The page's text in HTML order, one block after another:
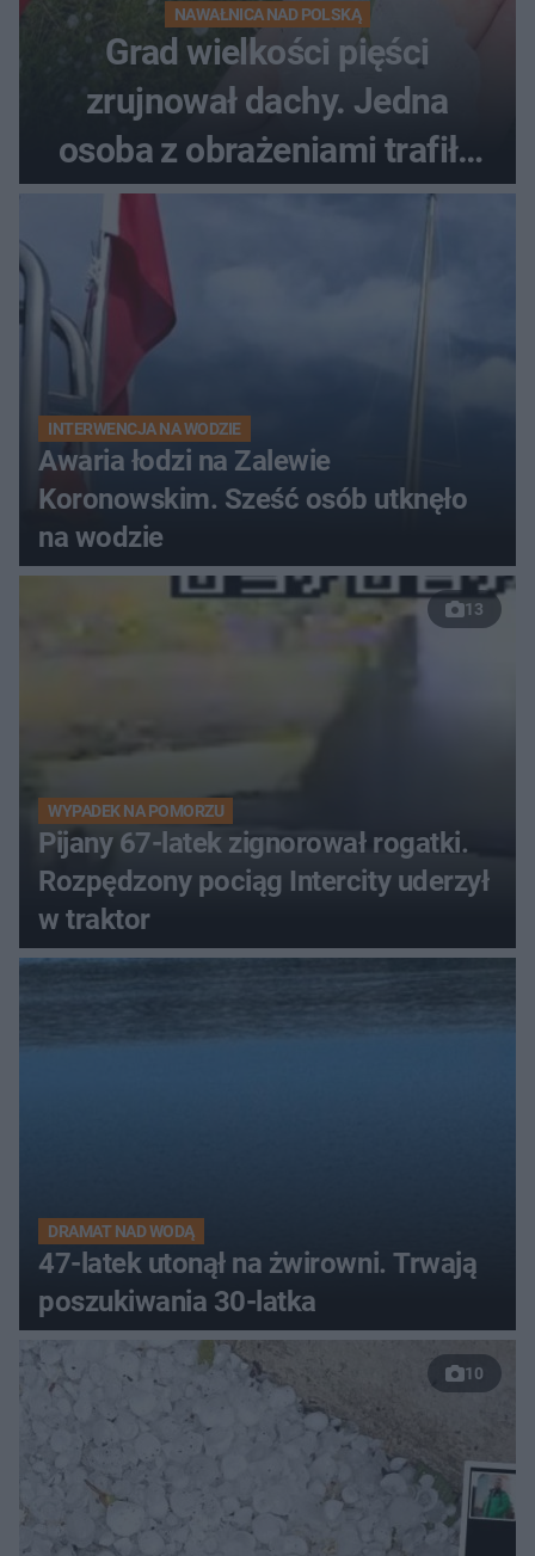
NAWAŁNICA NAD POLSKĄ
Grad wielkości pięści
zrujnował dachy. Jedna
osoba z obrażeniami trafiła
do szpitala
INTERWENCJA NA WODZIE
Awaria łodzi na Zalewie
Koronowskim. Sześć osób utknęło
na wodzie
13
WYPADEK NA POMORZU
Pijany 67-latek zignorował rogatki.
Rozpędzony pociąg Intercity uderzył
w traktor
DRAMAT NAD WODĄ
47-latek utonął na żwirowni. Trwają
poszukiwania 30-latka
10